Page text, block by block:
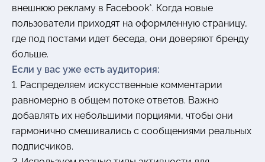
внешнюю рекламу в Facebook*. Когда новые
пользователи приходят на оформленную страницу,
где под постами идет беседа, они доверяют бренду
больше.
Если у вас уже есть аудитория:
1. Распределяем искусственные комментарии
равномерно в общем потоке ответов. Важно
добавлять их небольшими порциями, чтобы они
гармонично смешивались с сообщениями реальных
подписчиков.